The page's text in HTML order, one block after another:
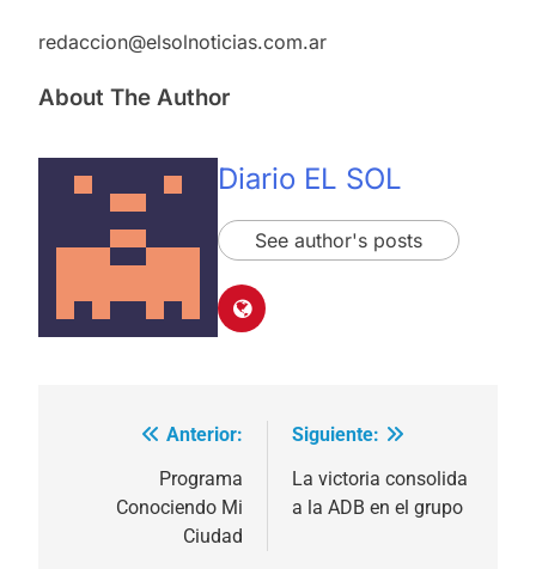
redaccion@elsolnoticias.com.ar
About The Author
Diario EL SOL
See author's posts
Navegación
Anterior:
Programa
Conociendo Mi
Ciudad
Siguiente:
La victoria consolida
a la ADB en el grupo